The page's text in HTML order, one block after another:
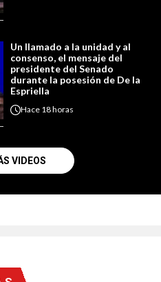
Un llamado a la unidad y al
consenso, el mensaje del
presidente del Senado
durante la posesión de De la
Espriella
Hace 18 horas
VIDEOS